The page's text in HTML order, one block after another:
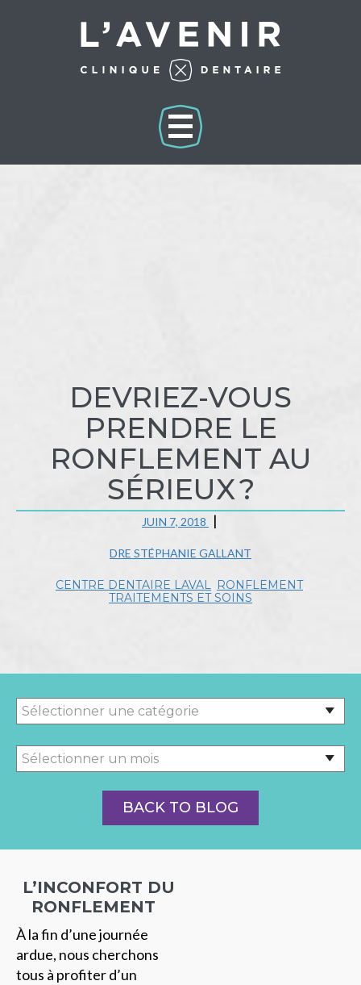
DEVRIEZ-VOUS
PRENDRE LE
RONFLEMENT AU
SÉRIEUX ?
JUIN 7, 2018
DRE STÉPHANIE GALLANT
CENTRE DENTAIRE LAVAL RONFLEMENT,
TRAITEMENTS ET SOINS
BACK TO BLOG
L’INCONFORT DU
RONFLEMENT
À la fin d’une journée
ardue, nous cherchons
tous à profiter d’un